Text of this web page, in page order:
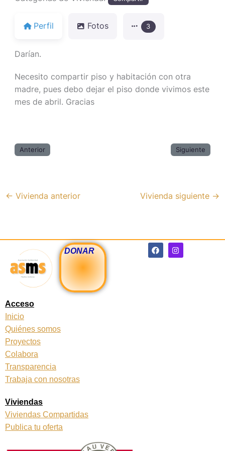
Perfil Fotos 3
Darían.
Necesito compartir piso y habitación con otra
madre, pues debo dejar el piso donde vivimos este
mes de abril. Gracias
Anterior Siguiente
← Vivienda anterior Vivienda siguiente →
DONAR
F
a
I
n
Acceso
Inicio
Quiénes somos
Proyectos
Colabora
Transparencia
Trabaja con nosotras
Viviendas
Viviendas Compartidas
Publica tu oferta